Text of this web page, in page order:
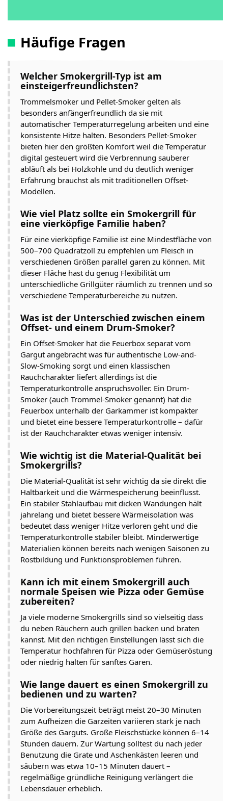
Häufige Fragen
Welcher Smokergrill-Typ ist am
einsteigerfreundlichsten?
Trommelsmoker und Pellet-Smoker gelten als
besonders anfängerfreundlich da sie mit
automatischer Temperaturregelung arbeiten und eine
konsistente Hitze halten. Besonders Pellet-Smoker
bieten hier den größten Komfort weil die Temperatur
digital gesteuert wird die Verbrennung sauberer
abläuft als bei Holzkohle und du deutlich weniger
Erfahrung brauchst als mit traditionellen Offset-
Modellen.
Wie viel Platz sollte ein Smokergrill für
eine vierköpfige Familie haben?
Für eine vierköpfige Familie ist eine Mindestfläche von
500–700 Quadratzoll zu empfehlen um Fleisch in
verschiedenen Größen parallel garen zu können. Mit
dieser Fläche hast du genug Flexibilität um
unterschiedliche Grillgüter räumlich zu trennen und so
verschiedene Temperaturbereiche zu nutzen.
Was ist der Unterschied zwischen einem
Offset- und einem Drum-Smoker?
Ein Offset-Smoker hat die Feuerbox separat vom
Gargut angebracht was für authentische Low-and-
Slow-Smoking sorgt und einen klassischen
Rauchcharakter liefert allerdings ist die
Temperaturkontrolle anspruchsvoller. Ein Drum-
Smoker (auch Trommel-Smoker genannt) hat die
Feuerbox unterhalb der Garkammer ist kompakter
und bietet eine bessere Temperaturkontrolle – dafür
ist der Rauchcharakter etwas weniger intensiv.
Wie wichtig ist die Material-Qualität bei
Smokergrills?
Die Material-Qualität ist sehr wichtig da sie direkt die
Haltbarkeit und die Wärmespeicherung beeinflusst.
Ein stabiler Stahlaufbau mit dicken Wandungen hält
jahrelang und bietet bessere Wärmeisolation was
bedeutet dass weniger Hitze verloren geht und die
Temperaturkontrolle stabiler bleibt. Minderwertige
Materialien können bereits nach wenigen Saisonen zu
Rostbildung und Funktionsproblemen führen.
Kann ich mit einem Smokergrill auch
normale Speisen wie Pizza oder Gemüse
zubereiten?
Ja viele moderne Smokergrills sind so vielseitig dass
du neben Räuchern auch grillen backen und braten
kannst. Mit den richtigen Einstellungen lässt sich die
Temperatur hochfahren für Pizza oder Gemüseröstung
oder niedrig halten für sanftes Garen.
Wie lange dauert es einen Smokergrill zu
bedienen und zu warten?
Die Vorbereitungszeit beträgt meist 20–30 Minuten
zum Aufheizen die Garzeiten variieren stark je nach
Größe des Garguts. Große Fleischstücke können 6–14
Stunden dauern. Zur Wartung solltest du nach jeder
Benutzung die Grate und Aschenkästen leeren und
säubern was etwa 10–15 Minuten dauert –
regelmäßige gründliche Reinigung verlängert die
Lebensdauer erheblich.